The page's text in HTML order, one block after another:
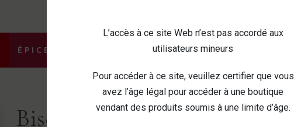
L’accès à ce site Web n’est pas accordé aux
utilisateurs mineurs
Pour accéder à ce site, veuillez certifier que vous
avez l’âge légal pour accéder à une boutique
vendant des produits soumis à une limite d’âge.
ÉPICERIE BIÈRES ET SPIRITUEUX
Biscuits & sablés